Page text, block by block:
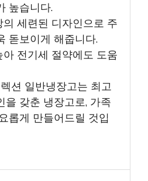
높습니다.
세련된 디자인으로 주
돋보이게 해줍니다.
전기세 절약에도 도움
션 일반냉장고는 최고
을 갖춘 냉장고로, 가족
롭게 만들어드릴 것입